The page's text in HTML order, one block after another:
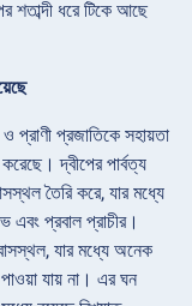
শতাব্দী ধরে টিকে আছে
প্রাণী প্রজাতিকে সহায়তা
দ্বীপের পার্বত্য
তৈরি করে, যার মধ্যে
এবং প্রবাল প্রাচীর।
যার মধ্যে অনেক
যায় না। এর ঘন